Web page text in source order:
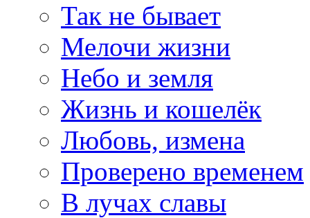
Так не бывает
Мелочи жизни
Небо и земля
Жизнь и кошелёк
Любовь, измена
Проверено временем
В лучах славы